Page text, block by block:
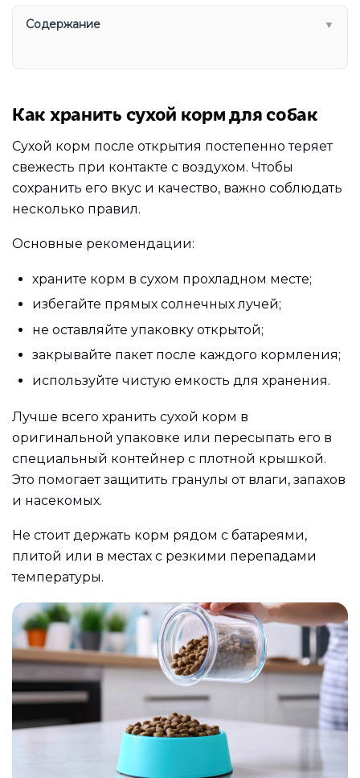
Содержание ▼
Как хранить сухой корм для собак
Сухой корм после открытия постепенно теряет
свежесть при контакте с воздухом. Чтобы
сохранить его вкус и качество, важно соблюдать
несколько правил.
Основные рекомендации:
храните корм в сухом прохладном месте;
избегайте прямых солнечных лучей;
не оставляйте упаковку открытой;
закрывайте пакет после каждого кормления;
используйте чистую емкость для хранения.
Лучше всего хранить сухой корм в
оригинальной упаковке или пересыпать его в
специальный контейнер с плотной крышкой.
Это помогает защитить гранулы от влаги, запахов
и насекомых.
Не стоит держать корм рядом с батареями,
плитой или в местах с резкими перепадами
температуры.